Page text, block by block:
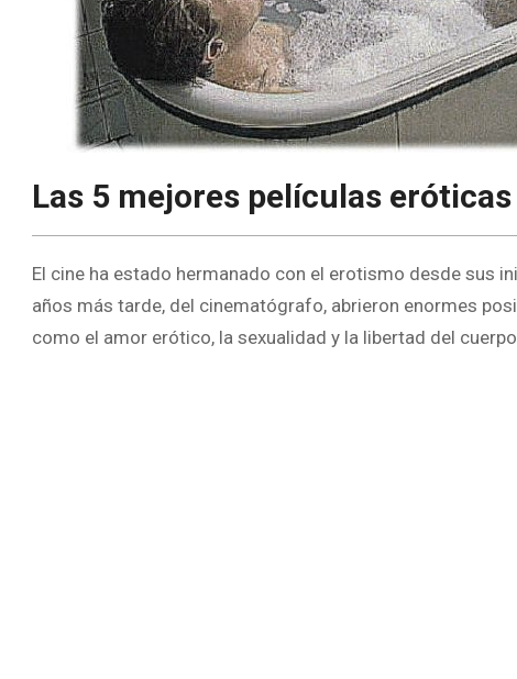
Las 5 mejores películas
El cine ha estado hermanado con el erotismo desde sus
años más tarde, del cinematógrafo, abrieron enormes
como el amor erótico, la sexualidad y la libertad del